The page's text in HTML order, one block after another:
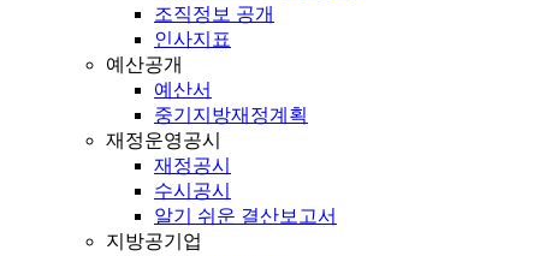
조직정보 공개
인사지표
예산공개
예산서
중기지방재정계획
재정운영공시
재정공시
수시공시
알기 쉬운 결산보고서
지방공기업